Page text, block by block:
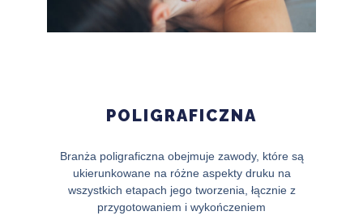
POLIGRAFICZNA
Branża poligraficzna obejmuje zawody, które są
ukierunkowane na różne aspekty druku na
wszystkich etapach jego tworzenia, łącznie z
przygotowaniem i wykończeniem